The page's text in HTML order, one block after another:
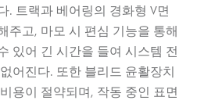
. 트랙과 베어링의 경화형 V면
주고, 마모 시 편심 기능을 통해
있어 긴 시간을 들여 시스템 전
어진다. 또한 블리드 윤활장치
용이 절약되며, 작동 중인 표면